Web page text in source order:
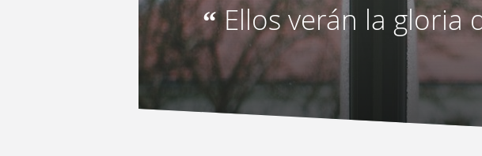
“ Ellos verán la gloria